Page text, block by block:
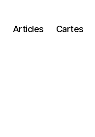
Articles Cartes